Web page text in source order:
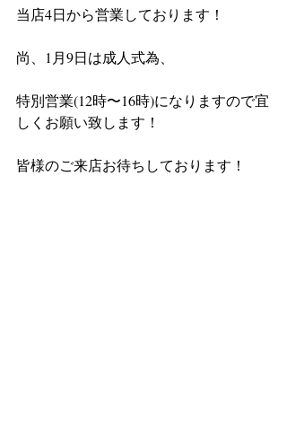
当店4日から営業しております！
尚、1月9日は成人式為、
特別営業(12時〜16時)になりますので宜
しくお願い致します！
皆様のご来店お待ちしております！